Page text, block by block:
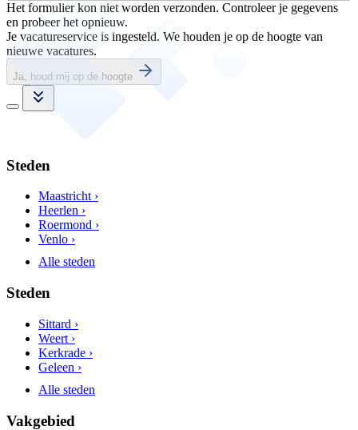
Het formulier kon niet worden verzonden. Controleer je gegevens
en probeer het opnieuw.
Je vacatureservice is ingesteld. We houden je op de hoogte van
nieuwe vacatures.
Ja, houd mij op de hoogte
Steden
Maastricht ›
Heerlen ›
Roermond ›
Venlo ›
Alle steden
Steden
Sittard ›
Weert ›
Kerkrade ›
Geleen ›
Alle steden
Vakgebied